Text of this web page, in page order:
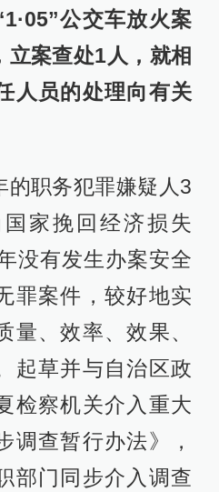
公交车放火案
立案查处1人，就相
人员的处理向有关
的职务犯罪嫌疑人3
家挽回经济损失
没有发生办案安全
罪案件，较好地实
量、效率、效果、
起草并与自治区政
检察机关介入重大
调查暂行办法》，
部门同步介入调查